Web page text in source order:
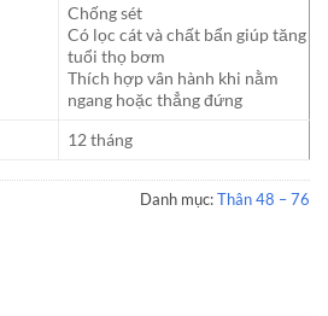
Chống sét
Có lọc cát và chất bẩn giúp tăng
tuổi thọ bơm
Thích hợp vân hành khi nằm
ngang hoặc thẳng đứng
12 tháng
Danh mục:Thân 48 – 76